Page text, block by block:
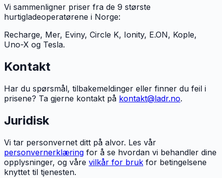
Vi sammenligner priser fra de 9 største
hurtigladeoperatørene i Norge:
Recharge, Mer, Eviny, Circle K, Ionity, E.ON, Kople,
Uno-X og Tesla.
Kontakt
Har du spørsmål, tilbakemeldinger eller finner du feil i
prisene? Ta gjerne kontakt på kontakt@ladr.no.
Juridisk
Vi tar personvernet ditt på alvor. Les vår
personvernerklæring for å se hvordan vi behandler dine
opplysninger, og våre vilkår for bruk for betingelsene
knyttet til tjenesten.